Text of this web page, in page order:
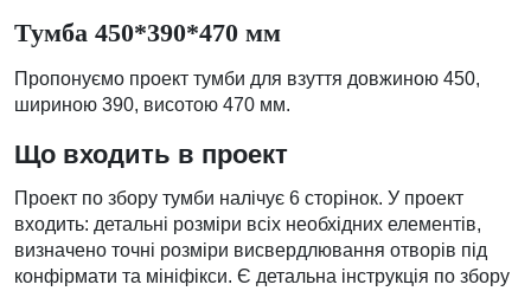
Тумба 450*390*470 мм
Пропонуємо проект тумби для взуття довжиною 450,
шириною 390, висотою 470 мм.
Що входить в проект
Проект по збору тумби налічує 6 сторінок. У проект
входить: детальні розміри всіх необхідних елементів,
визначено точні розміри висвердлювання отворів під
конфірмати та мініфікси. Є детальна інструкція по збору